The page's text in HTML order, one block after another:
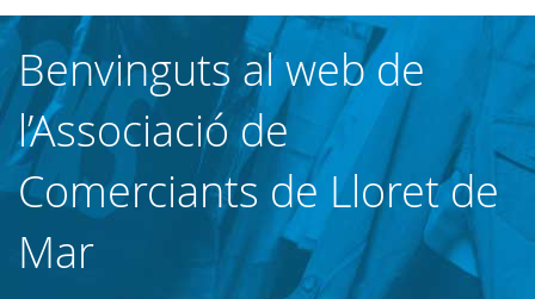
Benvinguts al web de
l’Associació de
Comerciants de Lloret de
Mar